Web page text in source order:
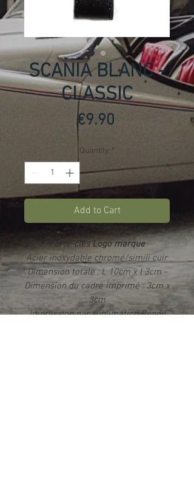
SCANIA BLANC -
CLASSIC
€9.90Price
Quantity *
Add to Cart
Porte-clés Logo marque
Acier inoxydable chromé/simili cuir
Dimension totale : L 10cm x l 3cm -
Dimension du cadre imprimé : 3cm x
3cm
Impression par sublimation Rendu